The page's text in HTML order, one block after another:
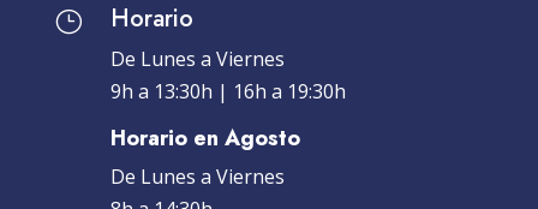
} Horario
De Lunes a Viernes
9h a 13:30h | 16h a 19:30h
Horario en Agosto
De Lunes a Viernes